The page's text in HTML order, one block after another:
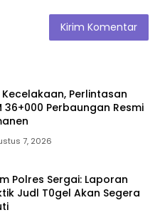
Kecelakaan, Perlintasan
36+000 Perbaungan Resmi
7, 2026
Polres Sergai: Laporan
Judl T0gel Akan Segera